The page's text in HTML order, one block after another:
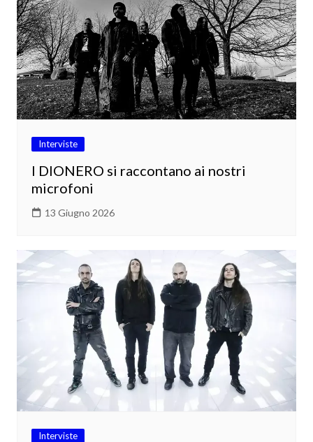
Interviste
I DIONERO si raccontano ai nostri
microfoni
13 Giugno 2026
Interviste